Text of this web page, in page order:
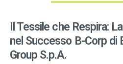
Il Tessile che Respira:
nel Successo B-Corp di
Group S.p.A.